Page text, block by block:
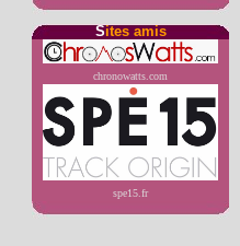
Sites amis
chronowatts.com
spe15.fr